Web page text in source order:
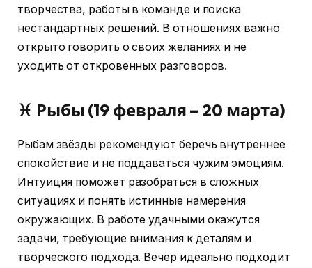
творчества, работы в команде и поиска
нестандартных решений. В отношениях важно
открыто говорить о своих желаниях и не
уходить от откровенных разговоров.
♓ Рыбы (19 февраля – 20 марта)
Рыбам звёзды рекомендуют беречь внутреннее
спокойствие и не поддаваться чужим эмоциям.
Интуиция поможет разобраться в сложных
ситуациях и понять истинные намерения
окружающих. В работе удачными окажутся
задачи, требующие внимания к деталям и
творческого подхода. Вечер идеально подходит